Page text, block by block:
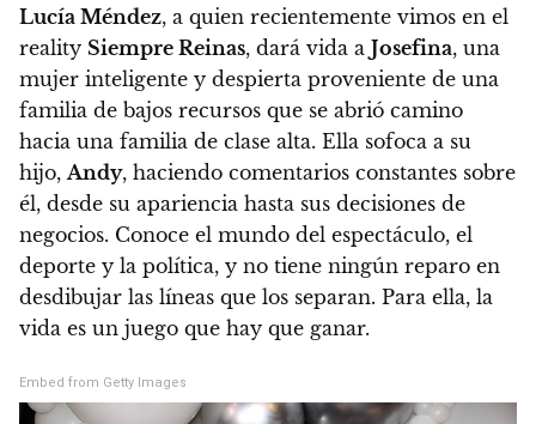
Lucía Méndez, a quien recientemente vimos en el
reality Siempre Reinas, dará vida a Josefina, una
mujer inteligente y despierta proveniente de una
familia de bajos recursos que se abrió camino
hacia una familia de clase alta. Ella sofoca a su
hijo, Andy, haciendo comentarios constantes sobre
él, desde su apariencia hasta sus decisiones de
negocios. Conoce el mundo del espectáculo, el
deporte y la política, y no tiene ningún reparo en
desdibujar las líneas que los separan. Para ella, la
vida es un juego que hay que ganar.
Embed from Getty Images